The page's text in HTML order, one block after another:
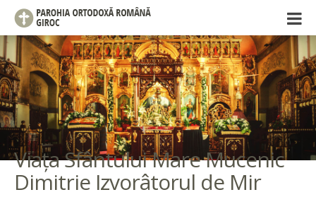
Viața Sfântului Mare Mucenic
Dimitrie Izvorâtorul de Mir